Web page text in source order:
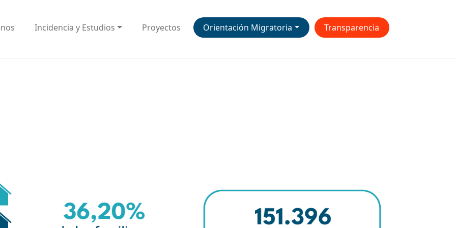
Incidencia y Estudios Proyectos Orientación Migratoria Transparencia